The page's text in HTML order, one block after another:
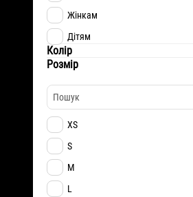
Жінкам
Дітям
Колір
Розмір
XS
S
M
L